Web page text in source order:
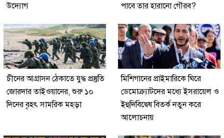
উদ্যোগ
পাবে তার হারানো গৌরব?
চীনের আগ্রাসন ঠেকাতে যুদ্ধ প্রস্তুতি
জোরদার তাইওয়ানের, শুরু ১০
দিনের বৃহৎ সামরিক মহড়া
মিশিগানের প্রাইমারিকে ঘিরে
ডেমোক্র্যাটদের মধ্যে ইসরায়েল ও
ইহুদিবিদ্বেষ বিতর্ক নতুন করে
আলোচনায়